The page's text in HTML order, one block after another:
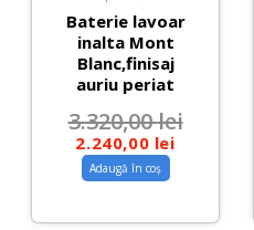
Baterie lavoar
inalta Mont
Blanc,finisaj
auriu periat
3.320,00lei
2.240,00 lei
Adaugă în coș